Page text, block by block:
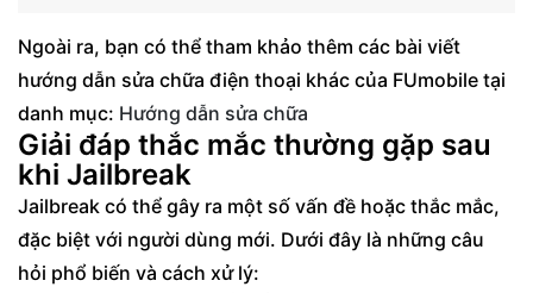
Ngoài ra, bạn có thể tham khảo thêm các bài viết
hướng dẫn sửa chữa điện thoại khác của FUmobile tại
danh mục: Hướng dẫn sửa chữa
Giải đáp thắc mắc thường gặp sau
khi Jailbreak
Jailbreak có thể gây ra một số vấn đề hoặc thắc mắc,
đặc biệt với người dùng mới. Dưới đây là những câu
hỏi phổ biến và cách xử lý: